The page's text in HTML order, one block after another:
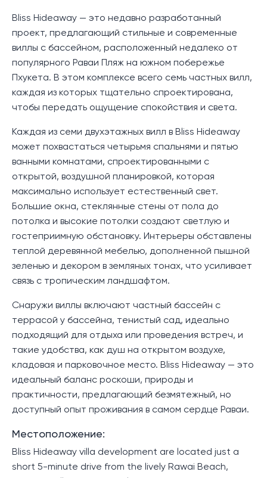
Bliss Hideaway — это недавно разработанный
проект, предлагающий стильные и современные
виллы с бассейном, расположенный недалеко от
популярного Раваи Пляж на южном побережье
Пхукета. В этом комплексе всего семь частных вилл,
каждая из которых тщательно спроектирована,
чтобы передать ощущение спокойствия и света.
Каждая из семи двухэтажных вилл в Bliss Hideaway
может похвастаться четырьмя спальнями и пятью
ванными комнатами, спроектированными с
открытой, воздушной планировкой, которая
максимально использует естественный свет.
Большие окна, стеклянные стены от пола до
потолка и высокие потолки создают светлую и
гостеприимную обстановку. Интерьеры обставлены
теплой деревянной мебелью, дополненной пышной
зеленью и декором в земляных тонах, что усиливает
связь с тропическим ландшафтом.
Снаружи виллы включают частный бассейн с
террасой у бассейна, тенистый сад, идеально
подходящий для отдыха или проведения встреч, и
такие удобства, как душ на открытом воздухе,
кладовая и парковочное место. Bliss Hideaway — это
идеальный баланс роскоши, природы и
практичности, предлагающий безмятежный, но
доступный опыт проживания в самом сердце Раваи.
Местоположение:
Bliss Hideaway villa development are located just a
short 5-minute drive from the lively Rawai Beach,